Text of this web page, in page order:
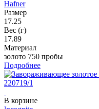
Hafner
Размер
17.25
Вес (г)
17.89
Материал
золото 750 пробы
Подробнее
В корзине